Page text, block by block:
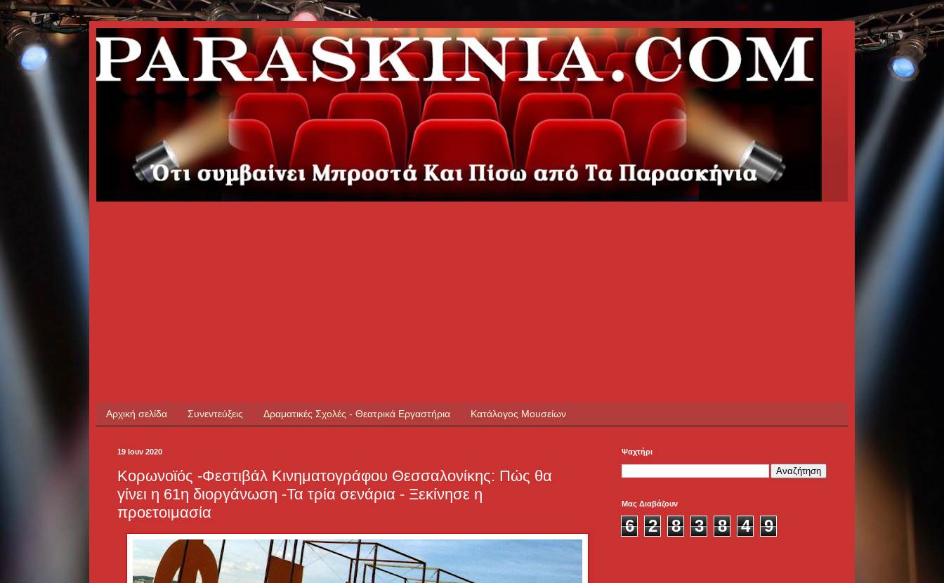
Αρχική σελίδα Συνεντεύξεις Δραματικές Σχολές - Θεατρικά Εργαστήρια Κατάλογος Μουσείων
19 Ιουν 2020
Κορωνοϊός -Φεστιβάλ Κινηματογράφου Θεσσαλονίκης: Πώς θα
γίνει η 61η διοργάνωση -Τα τρία σενάρια - Ξεκίνησε η
προετοιμασία
Ψαχτήρι
Μας Διαβάζουν
6 2 8 3 8 4 9